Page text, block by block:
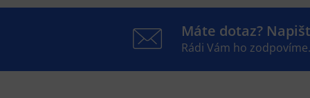
Máte dotaz?
Rádi Vám ho zodpovíme.